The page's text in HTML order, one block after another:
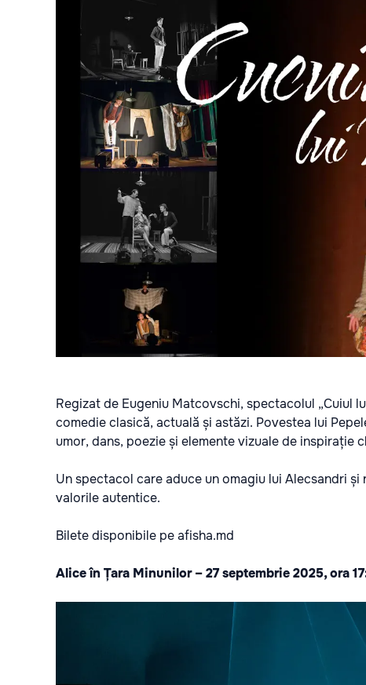
Regizat de Eugeniu Matcovschi, spectacolul „Cuiul
comedie clasică, actuală și astăzi. Povestea lui
umor, dans, poezie și elemente vizuale de inspirație
Un spectacol care aduce un omagiu lui Alecsandri
valorile autentice.
Bilete disponibile peafisha.md
Alice în Țara Minunilor – 27 septembrie 2025, ora